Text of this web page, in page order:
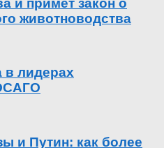
и примет закон о
животноводства
в лидерах
и Путин: как более